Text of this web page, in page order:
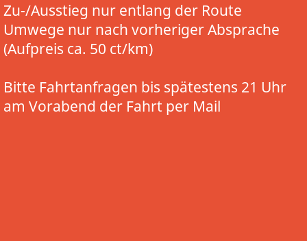
Zu-/Ausstieg nur entlang der Route
Umwege nur nach vorheriger Absprache
(Aufpreis ca. 50 ct/km)
Bitte Fahrtanfragen bis spätestens 21 Uhr
am Vorabend der Fahrt per Mail